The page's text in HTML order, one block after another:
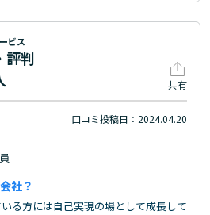
ビス
評判
共有
口コミ投稿日：2024.04.20
社？
る方には自己実現の場として成長して